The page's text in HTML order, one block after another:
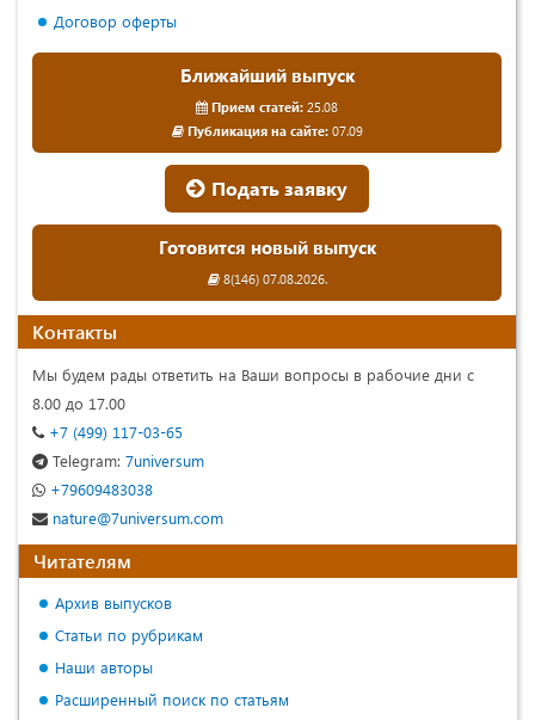
Договор оферты
Ближайший выпуск
Прием статей: 25.08
Публикация на сайте:07.09
Подать заявку
Готовится новый выпуск
8(146) 07.08.2026.
Контакты
Мы будем рады ответить на Ваши вопросы в рабочие дни с
8.00 до 17.00
+7 (499) 117-03-65
Telegram: 7universum
+79609483038
nature@7universum.com
Читателям
Архив выпусков
Статьи по рубрикам
Наши авторы
Расширенный поиск по статьям